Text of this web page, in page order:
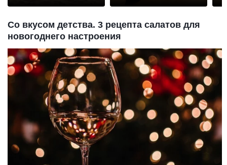
Со вкусом детства. 3 рецепта салатов для
новогоднего настроения